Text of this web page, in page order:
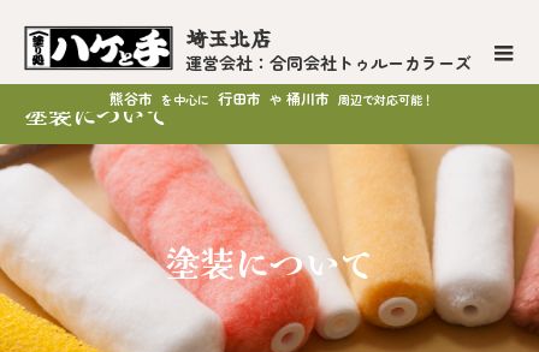
埼玉北店
運営会社：合同会社トゥルーカラーズ
熊谷市 を中心に 行田市 や 桶川市 周辺で対応可能！
塗装について
塗装について